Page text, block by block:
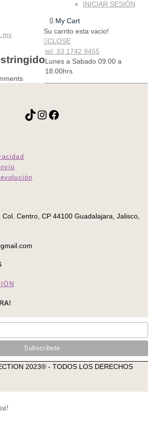
INICIAR SESIÓN
0 My Cart
Su carrito esta vacio!
CLOSE
tel: 33 1742 9455
Lunes a Sabado 09:00 a
18:00hrs
TikTok
Instagram
Facebook
Centro, CP 44100 Guadalajara, Jalisco,
2023® - TODOS LOS DERECHOS